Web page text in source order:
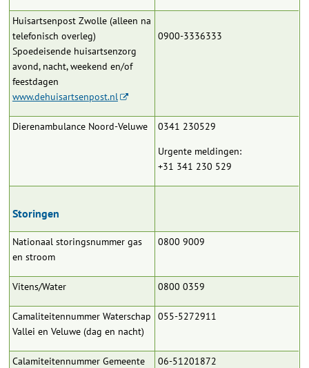
Huisartsenpost Zwolle (alleen na
telefonisch overleg)
Spoedeisende huisartsenzorg
avond, nacht, weekend en/of
feestdagen
www.dehuisartsenpost.nl
0900-3336333
Dierenambulance Noord-Veluwe
0341 230529
Urgente meldingen:
+31 341 230 529
Storingen
Nationaal storingsnummer gas
en stroom
0800 9009
Vitens/Water 0800 0359
Camaliteitennummer Waterschap
Vallei en Veluwe (dag en nacht)
055-5272911
Calamiteitennummer Gemeente
06-51201872